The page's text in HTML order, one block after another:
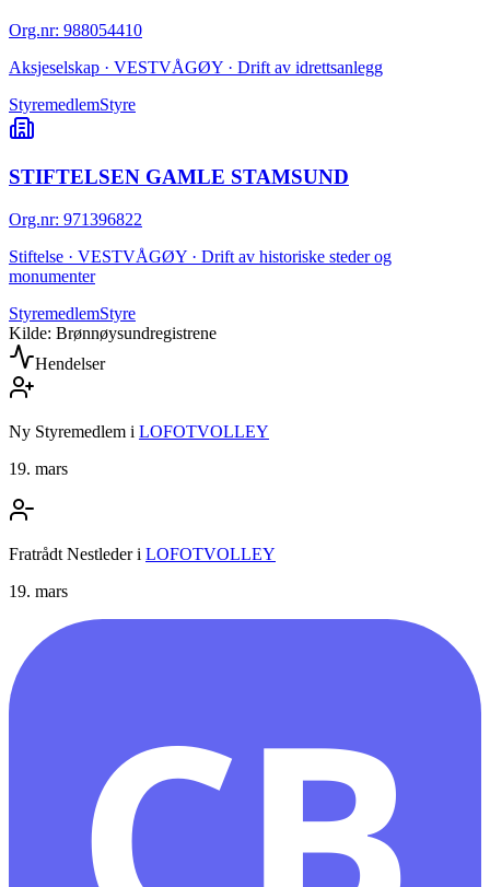
Org.nr: 988054410
Aksjeselskap · VESTVÅGØY · Drift av idrettsanlegg
StyremedlemStyre
STIFTELSEN GAMLE STAMSUND
Org.nr: 971396822
Stiftelse · VESTVÅGØY · Drift av historiske steder og
monumenter
StyremedlemStyre
Kilde: Brønnøysundregistrene
Hendelser
Ny Styremedlem i LOFOTVOLLEY
19. mars
Fratrådt Nestlederi LOFOTVOLLEY
19. mars